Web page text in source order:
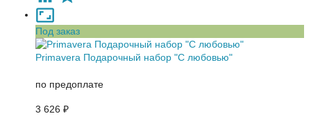
Под заказ
Primavera Подарочный набор "С любовью"
по предоплате
3 626 ₽